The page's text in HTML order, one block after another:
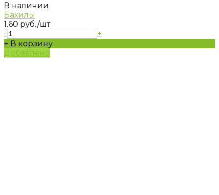
В наличии
Бахилы
1.60 руб./шт
-
+
+ В корзину
Добавлено